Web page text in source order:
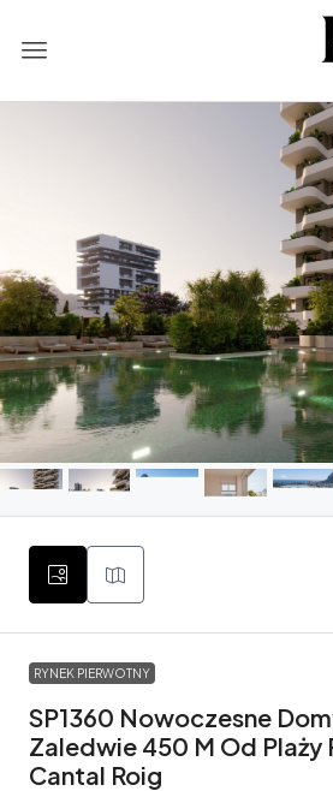
RYNEK PIERWOTNY
SP1360 Nowoczesne
Zaledwie 450 M Od Plaży
Cantal Roig